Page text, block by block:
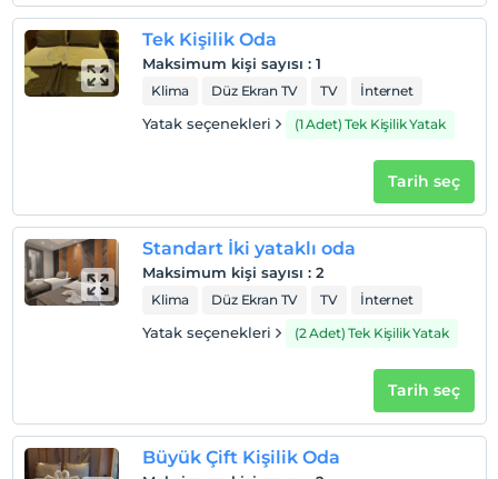
Tek Kişilik Oda
Maksimum kişi sayısı : 1
Klima Düz Ekran TV TV İnternet
Yatak seçenekleri (1 Adet) Tek Kişilik Yatak
Tarih seç
Standart İki yataklı oda
Maksimum kişi sayısı : 2
Klima Düz Ekran TV TV İnternet
Yatak seçenekleri (2 Adet) Tek Kişilik Yatak
Tarih seç
Büyük Çift Kişilik Oda